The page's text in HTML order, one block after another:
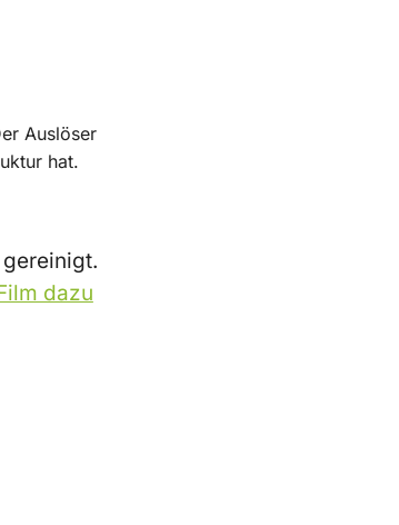
Auslöser
hat.
dazu